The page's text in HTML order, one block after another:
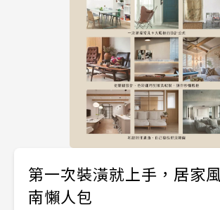
第一次裝潢就上手，居家
南懶人包